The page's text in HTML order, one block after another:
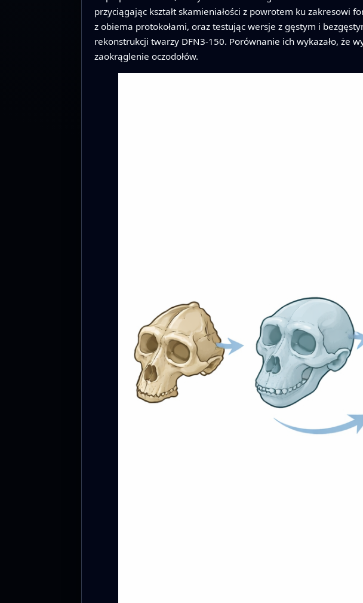
przyciągając kształt skamieniałości z powrotem ku zakresowi
z obiema protokołami, oraz testując wersje z gęstym i
rekonstrukcji twarzy DFN3-150. Porównanie ich wykazało, że
zaokrąglenie oczodołów.